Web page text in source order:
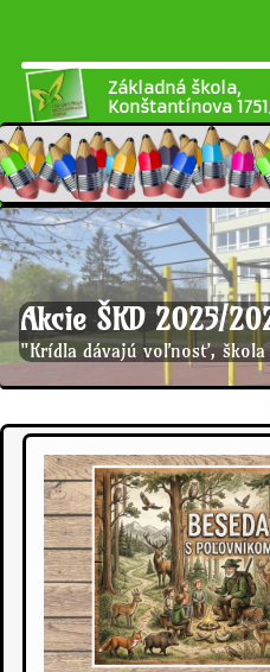
Základná škola,
Konštantínova
Akcie ŠKD 2025/
"Krídla dávajú voľnosť, škola
Akcie
ŠKD
2025/2026